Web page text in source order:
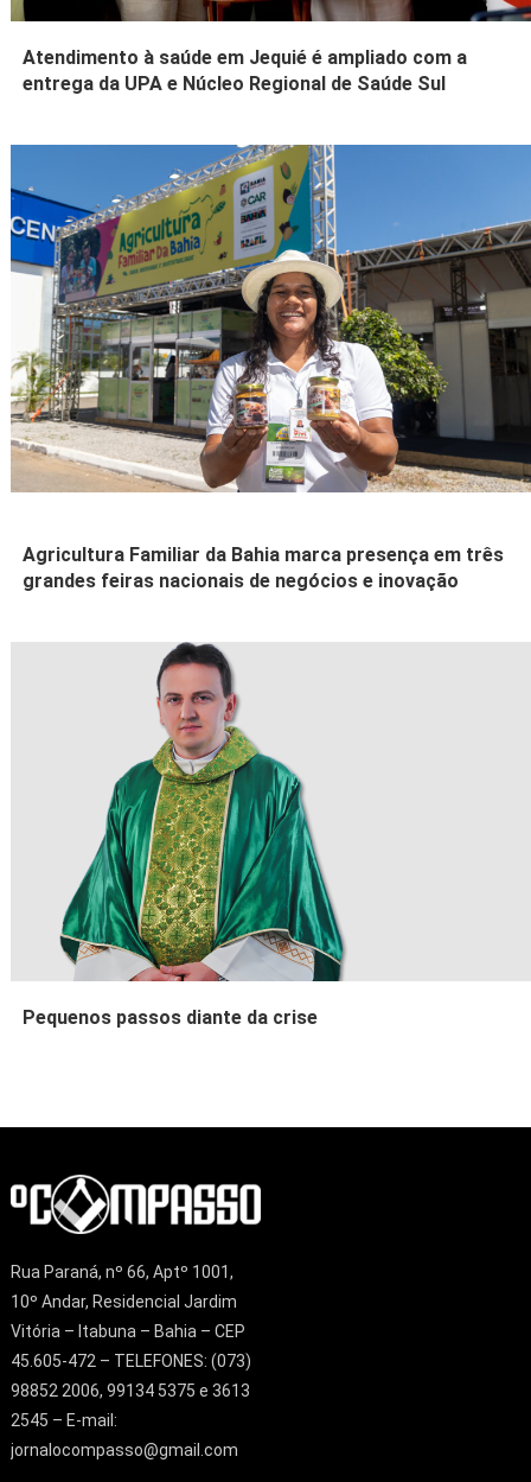
Atendimento à saúde em Jequié é ampliado com a
entrega da UPA e Núcleo Regional de Saúde Sul
Agricultura Familiar da Bahia marca presença em três
grandes feiras nacionais de negócios e inovação
Pequenos passos diante da crise
Rua Paraná, nº 66, Aptº 1001,
10º Andar, Residencial Jardim
Vitória – Itabuna – Bahia – CEP
45.605-472 – TELEFONES: (073)
98852 2006, 99134 5375 e 3613
2545 – E-mail:
jornalocompasso@gmail.com